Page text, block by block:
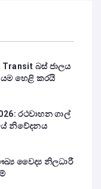
බස් ජාලය
හෙළි කරයි
රථවාහන ගාල්
නිවේදනය
වෛද්‍ය නිලධාරී